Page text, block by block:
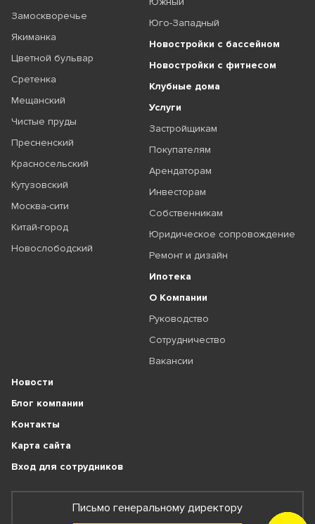
Замоскворечье
Якиманка
Цветной бульвар
Сретенка
Мещанский
Чистые пруды
Пресненский
Красносельский
Кутузовский
Москва-сити
Китай-город
Новослободский
Юго-Западный
Новостройки с бассейном
Новостройки с фитнесом
Клубные дома
Услуги
Застройщикам
Покупателям
Арендаторам
Инвесторам
Собственникам
Юридическое сопровождение
Ремонт и дизайн
Ипотека
О Компании
Руководство
Сотрудничество
Вакансии
Новости
Блог компании
Контакты
Карта сайта
Вход для сотрудников
Письмо генеральному директору